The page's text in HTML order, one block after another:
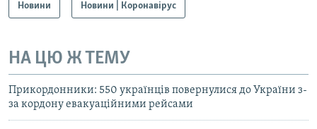
Новини Новини | Коронавірус
НА ЦЮ Ж ТЕМУ
Прикордонники: 550 українців повернулися до України з-
за кордону евакуаційними рейсами